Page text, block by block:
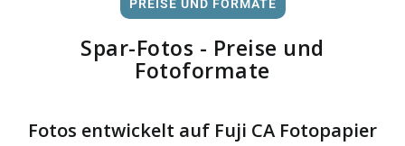
PREISE UND FORMATE
Spar-Fotos - Preise und
Fotoformate
Fotos entwickelt auf Fuji CA Fotopapier